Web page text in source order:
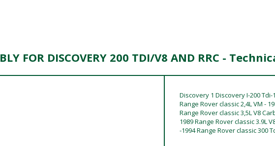
FOR DISCOVERY 200 TDI/V8 AND RRC -
Discovery 1 Discovery I-200 Tdi-
Range Rover classic 2,4L VM -
Range Rover classic 3,5L V8
1989 Range Rover classic 3.9L
-1994 Range Rover classic 300